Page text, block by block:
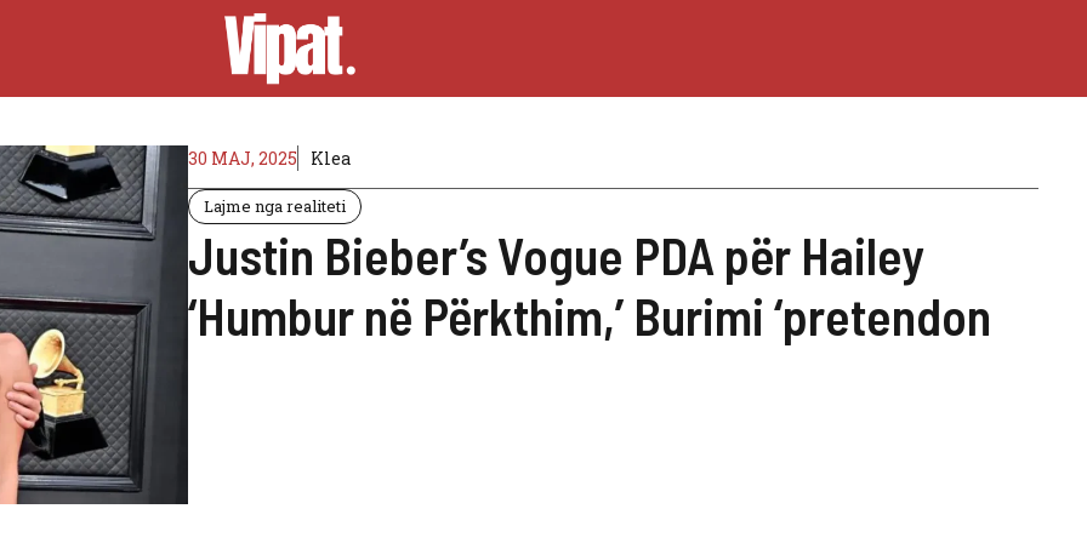
30 MAJ, 2025 Klea
Lajme nga realiteti
Justin Bieber’s Vogue PDA për Hailey
‘Humbur në Përkthim,’ Burimi ‘pretendon